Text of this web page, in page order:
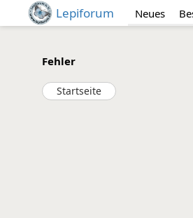
Lepiforum Neues
Fehler
Startseite